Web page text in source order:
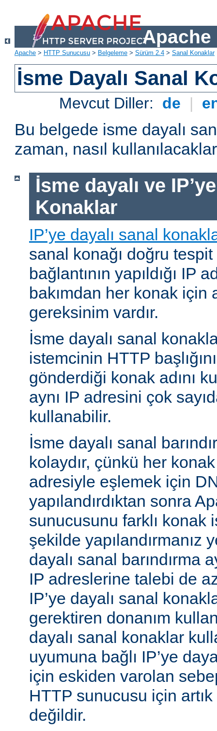
Apache
Apache > HTTP Sunucusu > Belgeleme > Sürüm 2.4 > Sanal Konaklar
İsme Dayalı Sanal
Mevcut Diller: de |
Bu belgede isme dayalı
zaman, nasıl
İsme dayalı ve
Konaklar
IP’ye dayalı sanal
sanal konağı doğru
bağlantının yapıldığı IP
bakımdan her konak için
gereksinim vardır.
İsme dayalı sanal
istemcinin HTTP
gönderdiği konak adını
aynı IP adresini çok
kullanabilir.
İsme dayalı sanal
kolaydır, çünkü her
adresiyle eşlemek için
yapılandırdıktan sonra
sunucusunu farklı konak
şekilde yapılandırmanız
dayalı sanal barındırma
IP adreslerine talebi de
IP’ye dayalı sanal
gerektiren donanım
dayalı sanal konaklar
uyumuna bağlı IP’ye
için eskiden varolan
HTTP sunucusu için
değildir.